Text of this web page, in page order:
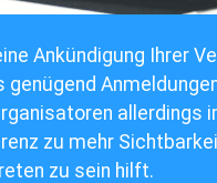
Ankündigung Ihrer
allerdings
zu mehr
zu sein hilft.